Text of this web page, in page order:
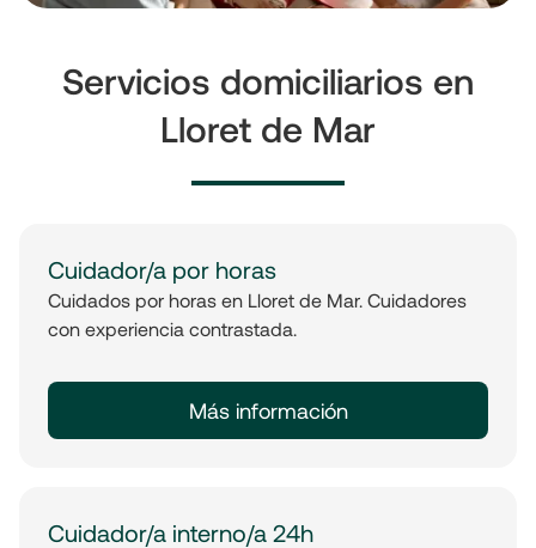
Servicios domiciliarios en
Lloret de Mar
Cuidador/a por horas
Cuidados por horas en Lloret de Mar. Cuidadores
con experiencia contrastada.
Más información
Cuidador/a interno/a 24h